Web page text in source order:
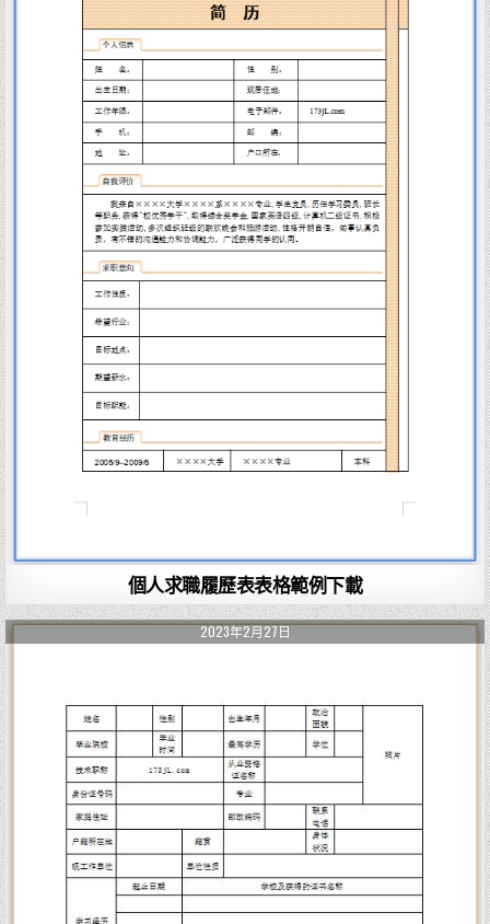
個人求職履歷表表格範例下載
2023年2月27日